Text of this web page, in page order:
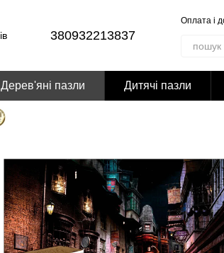
380932213837
Оплата і
Дерев'яні пазли Дитячі пазли